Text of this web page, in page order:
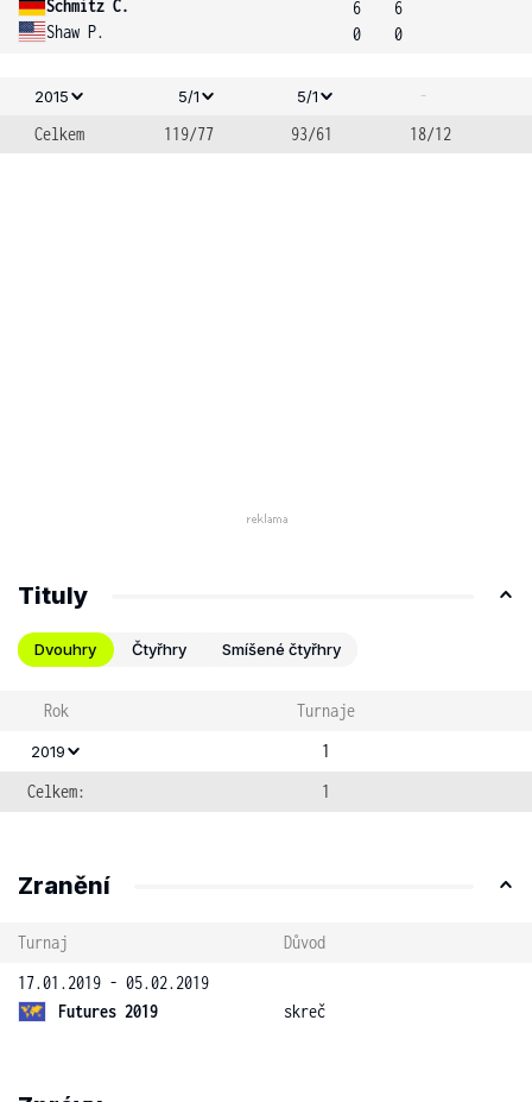
Schmitz C.
Shaw P.
6
0
6
0
2015 5/1 5/1
-
Celkem
119/77 93/61 18/12
Tituly
Dvouhry Čtyřhry Smíšené čtyřhry
Rok Turnaje
2019
1
Celkem:
1
Zranění
Turnaj
Důvod
17.01.2019 - 05.02.2019
Futures 2019
skreč